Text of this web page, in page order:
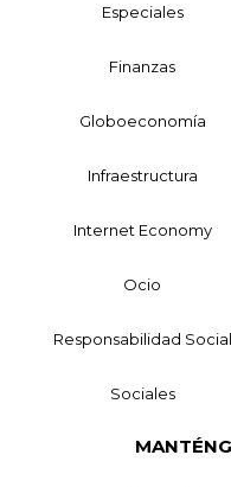
Especiales
Finanzas
Globoeconomía
Infraestructura
Internet Economy
Ocio
Responsabilidad Social
Sociales